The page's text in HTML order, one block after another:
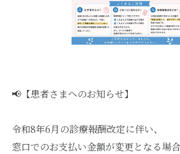
📢【患者さまへのお知らせ】
令和8年6月の診療報酬改定に伴い、
窓口でのお支払い金額が変更となる場合